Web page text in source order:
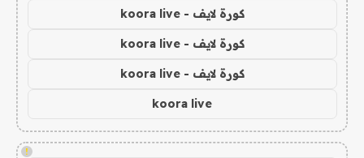
كورة لايف - koora live
كورة لايف - koora live
كورة لايف - koora live
koora live
!